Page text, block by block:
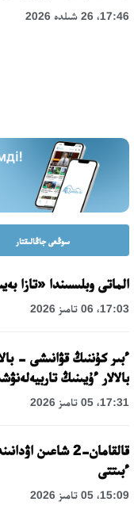
17:46، 26 شىلدە 2026
سوڭعى جاڭالىقتار
الماتى وبلىسىندا «تازا بەيسەنبى»: 510 توننا
17:03، 06 تامىز 2026
ءبىر كۇننىڭ قۋانىشى -
بالالار ءۇيىنىڭ
17:31، 05 تامىز 2026
ءبىتتى
15:09، 05 تامىز 2026